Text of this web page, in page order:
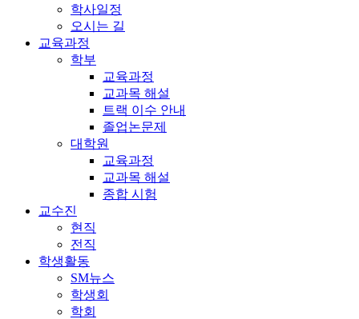
학사일정
오시는 길
교육과정
학부
교육과정
교과목 해설
트랙 이수 안내
졸업논문제
대학원
교육과정
교과목 해설
종합 시험
교수진
현직
전직
학생활동
SM뉴스
학생회
학회